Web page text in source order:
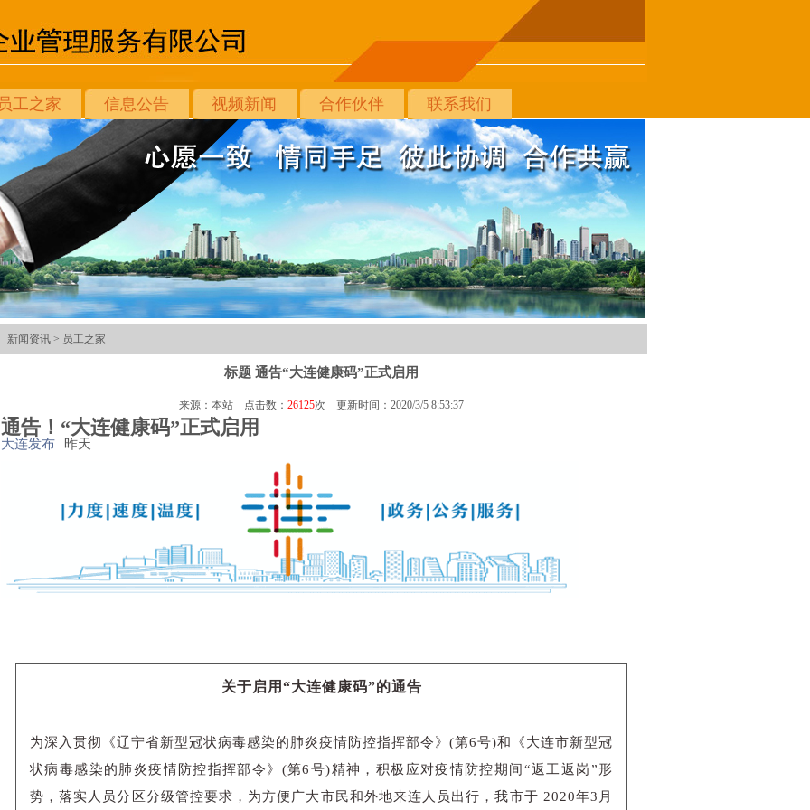
工之家 信息公告 视频新闻 合作伙伴 联系我们
闻资讯 > 员工之家
标题 通告“大连健康码”正式启用
来源：本站 点击数： 26125次 更新时间：2020/3/5 8:53:37
通告！“大连健康码”正式启用
大连发布 昨天
关于启用“大连健康码”的通告
为深入贯彻《辽宁省新型冠状病毒感染的肺炎疫情防控指挥部令》(第6号)和《大连市新型冠
状病毒感染的肺炎疫情防控指挥部令》(第6号)精神，积极应对疫情防控期间“返工返岗”形
势，落实人员分区分级管控要求，为方便广大市民和外地来连人员出行，我市于 2020年3月